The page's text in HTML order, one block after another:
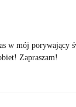
w mój
Zapraszam!